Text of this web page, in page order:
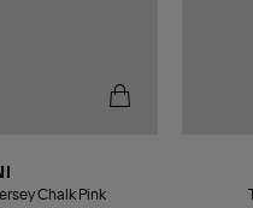
Chalk Pink